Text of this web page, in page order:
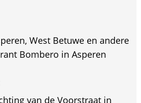
West Betuwe en andere
Bombero in Asperen
van de Voorstraat in